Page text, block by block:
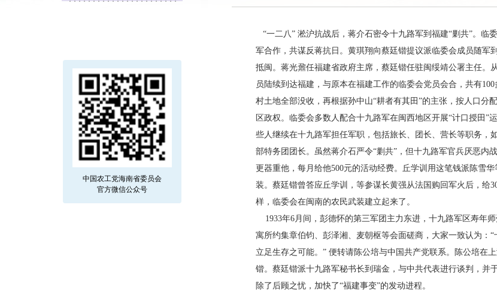
中国农工党海南省委员会
官方微信公众号
“一二八” 淞沪抗战后，蒋介石密令十九路军到福建“剿共”。
军合作，共谋反蒋抗日。黄琪翔向蔡廷锴提议派临委会成员随军
抵闽。蒋光鼐任福建省政府主席，蔡廷锴任驻闽绥靖公署主任。
员陆续到达福建，与原本在福建工作的临委会党员会合，共有
村土地全部没收，再根据孙中山“耕者有其田”的主张，按人口分
区政权。临委会多数人配合十九路军在闽西地区开展“计口授田
些人继续在十九路军担任军职，包括旅长、团长、营长等职务
部特务团团长。虽然蒋介石严令“剿共”，但十九路军官兵厌恶内
更器重他，每月给他500元的活动经费。丘学训用这笔钱派陈雪
装。蔡廷锴曾答应丘学训，等参谋长黄强从法国购回军火后，给
样，临委会在闽南的农民武装建立起来了。
1933年6月间，彭德怀的第三军团主力东进，十九路军区寿年
寓所约集章伯钧、彭泽湘、麦朝枢等会面磋商，大家一致认为：
立足生存之可能。” 便转请陈公培与中国共产党联系。陈公培在
锴。蔡廷锴派十九路军秘书长到瑞金，与中共代表进行谈判，并
除了后顾之忧，加快了“福建事变”的发动进程。